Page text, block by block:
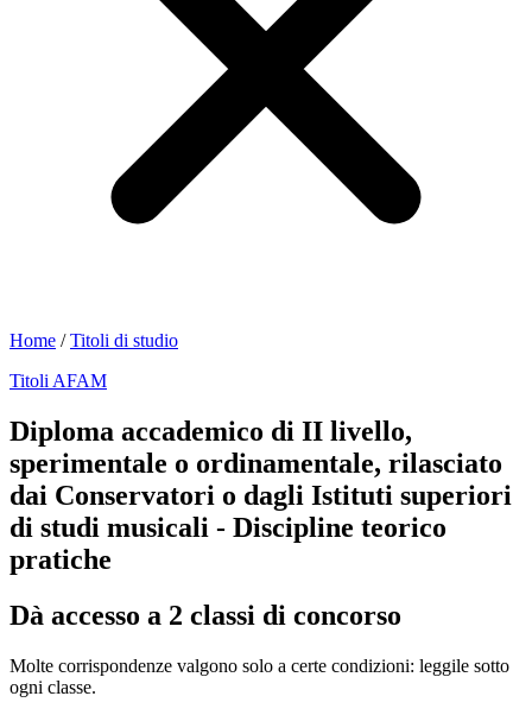
Home /Titoli di studio
Titoli AFAM
Diploma accademico di II livello,
sperimentale o ordinamentale, rilasciato
dai Conservatori o dagli Istituti superiori
di studi musicali - Discipline teorico
pratiche
Dà accesso a 2 classi di concorso
Molte corrispondenze valgono solo a certe condizioni: leggile sotto
ogni classe.